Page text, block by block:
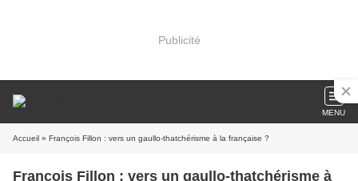
Publicité
MENU
Accueil » François Fillon : vers un gaullo-thatchérisme à la française ?
François Fillon : vers un gaullo-thatchérisme à